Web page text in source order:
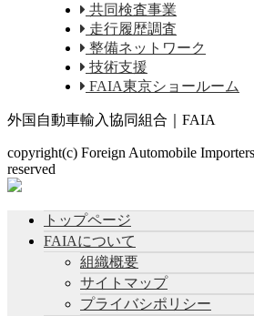
共同検査事業
走行履歴調査
整備ネットワーク
技術支援
FAIA東京ショールーム
外国自動車輸入協同組合｜FAIA
copyright(c) Foreign Automobile
reserved
トップページ
FAIAについて
組織概要
サイトマップ
プライバシポリシー